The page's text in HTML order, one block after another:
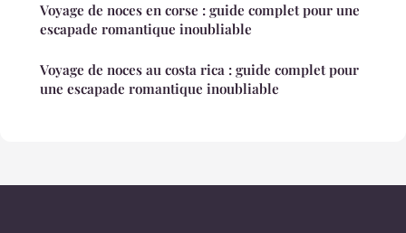
Voyage de noces en corse : guide complet pour une
escapade romantique inoubliable
Voyage de noces au costa rica : guide complet pour
une escapade romantique inoubliable